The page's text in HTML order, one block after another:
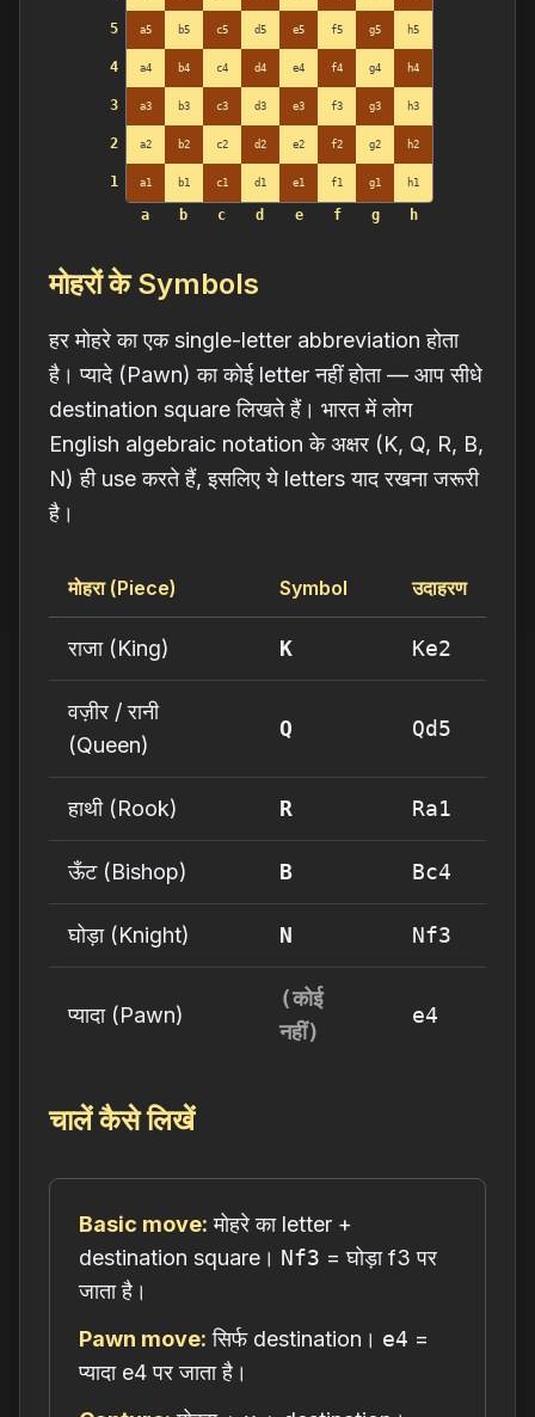
5
4
3
2
1
a5 b5 c5 d5 e5 f5 g5 h5
a4 b4 c4 d4 e4 f4 g4 h4
a3 b3 c3 d3 e3 f3 g3 h3
a2 b2 c2 d2 e2 f2 g2 h2
a1 b1 c1 d1 e1 f1 g1 h1
a b c d e f g h
मोहरों के Symbols
हर मोहरे का एक single-letter abbreviation होता
है। प्यादे (Pawn) का कोई letter नहीं होता — आप सीधे
destination square लिखते हैं। भारत में लोग
English algebraic notation के अक्षर (K, Q, R, B,
N) ही use करते हैं, इसलिए ये letters याद रखना जरूरी
है।
मोहरा (Piece) Symbol उदाहरण
राजा (King) K Ke2
वज़ीर / रानी
(Queen)
Q Qd5
हाथी (Rook) R Ra1
ऊँट (Bishop) B Bc4
घोड़ा (Knight) N Nf3
प्यादा (Pawn)
(कोई
नहीं)
e4
चालें कैसे लिखें
Basic move: मोहरे का letter +
destination square। Nf3 = घोड़ा f3 पर
जाता है।
Pawn move: सिर्फ destination। e4 =
प्यादा e4 पर जाता है।